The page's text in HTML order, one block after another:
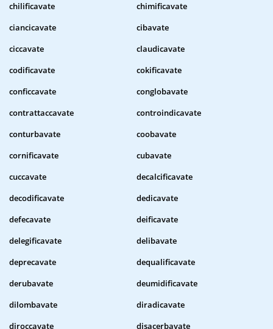
chilificavate
chimificavate
ciancicavate
cibavate
ciccavate
claudicavate
codificavate
cokificavate
conficcavate
conglobavate
contrattaccavate
controindicavate
conturbavate
coobavate
cornificavate
cubavate
cuccavate
decalcificavate
decodificavate
dedicavate
defecavate
deificavate
delegificavate
delibavate
deprecavate
dequalificavate
derubavate
deumidificavate
dilombavate
diradicavate
diroccavate
disacerbavate